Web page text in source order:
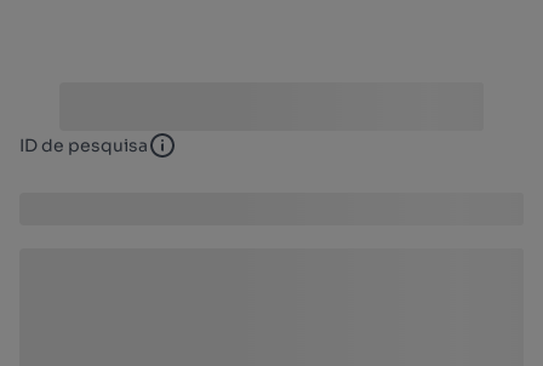
ID de pesquisa ID de pesquisa